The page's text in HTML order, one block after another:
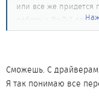
или все же придется
работы с Rx-Tx? для
планирую
Сможешь. С
Я так понимаю все